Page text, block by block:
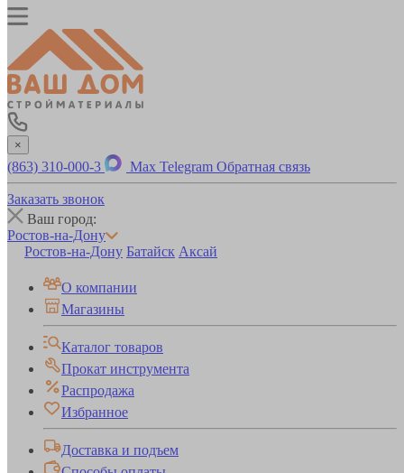
×
(863) 310-000-3 Max Telegram Обратная связь
Заказать звонок
Ваш город:
Ростов-на-Дону
Ростов-на-Дону Батайск Аксай
О компании
Магазины
Каталог товаров
Прокат инструмента
Распродажа
Избранное
Доставка и подъем